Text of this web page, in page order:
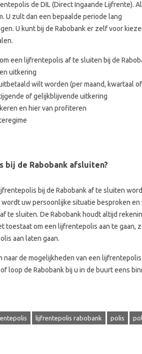
de DIL (Direct Ingaande Lijfrente).
U zult dan een bepaalde periode lang
U kunt bij de Rabobank er zelf voor
een lijfrentepolis af te sluiten bij de
uitkering
wilt worden (per maand, kwartaal
of gelijkblijvende uitkering
en hier van profiteren
bij de Rabobank afsluiten?
bij de Rabobank af te sluiten
uw persoonlijke situatie besproken
te sluiten. De Rabobank houdt altijd
toestaat om een lijfrentepolis aan te gaan,
aan laten gaan.
de mogelijkheden van een lijfrentepolis
loop de Rabobank bij u in de buurt eens
lijfrentepolis rabobank polis